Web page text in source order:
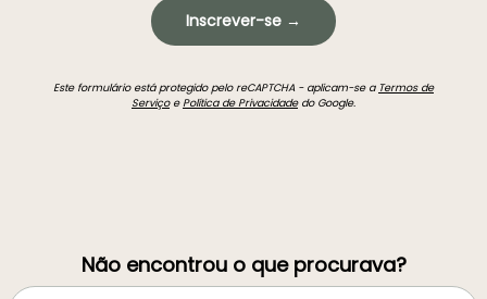
Inscrever-se →
Este formulário está protegido pelo reCAPTCHA - aplicam-se a Termos de
ServiçoePolítica de Privacidadedo Google.
Não encontrou o que procurava?